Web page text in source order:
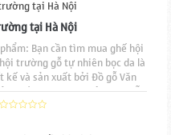
tại Hà Nội
Bạn cần tìm mua ghế hội
trường gỗ tự nhiên bọc da là
và sản xuất bởi Đồ gỗ Văn
xuất hoàn toàn thủ công mẫu
chạm tinh tế. Mặt ngồi và tựa